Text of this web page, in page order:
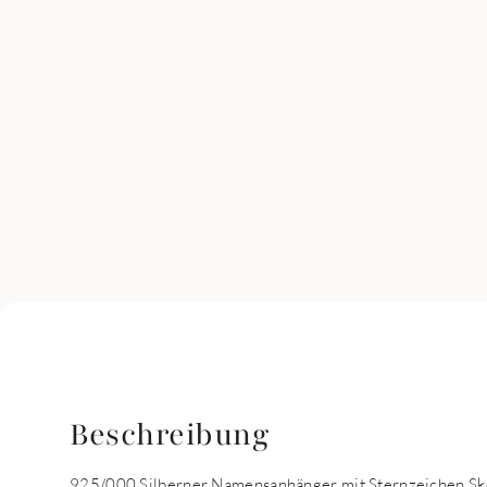
Beschreibung